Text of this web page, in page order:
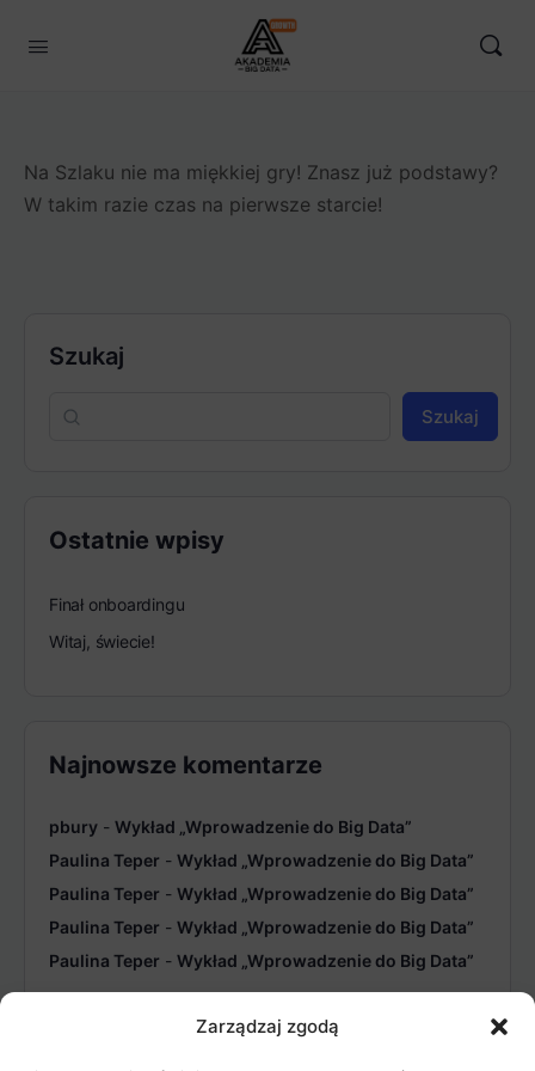
Zarządzaj zgodą
Na Szlaku nie ma miękkiej gry! Znasz już podstawy?
W takim razie czas na pierwsze starcie!
Szukaj
Szukaj
Ostatnie wpisy
Finał onboardingu
Witaj, świecie!
Najnowsze komentarze
pbury - Wykład „Wprowadzenie do Big Data”
Paulina Teper - Wykład „Wprowadzenie do Big Data”
Paulina Teper - Wykład „Wprowadzenie do Big Data”
Paulina Teper - Wykład „Wprowadzenie do Big Data”
Paulina Teper - Wykład „Wprowadzenie do Big Data”